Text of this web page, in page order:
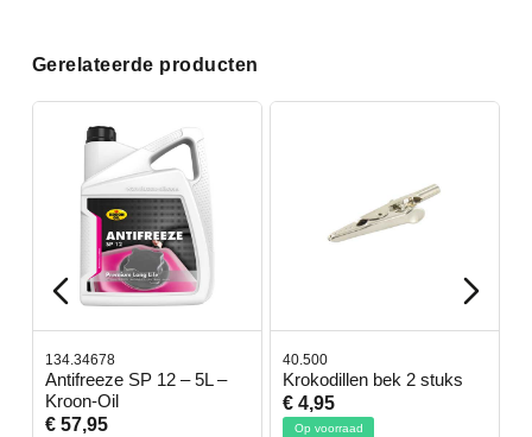
Gerelateerde producten
134.34678
Antifreeze SP 12 – 5L –
Kroon-Oil
€ 57,95
40.500
Krokodillen bek 2 stuks
€ 4,95
Op voorraad